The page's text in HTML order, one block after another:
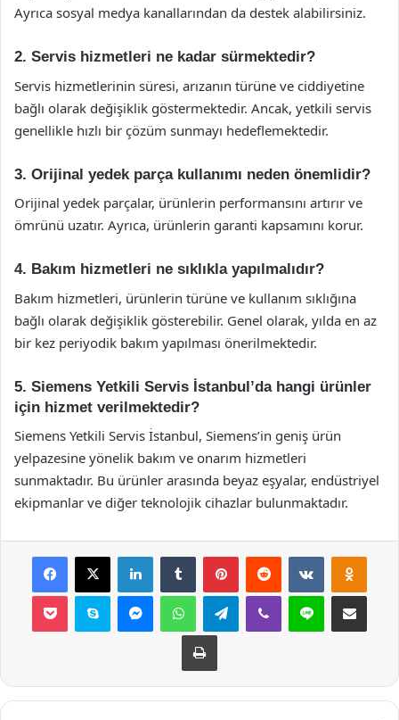
Ayrıca sosyal medya kanallarından da destek alabilirsiniz.
2. Servis hizmetleri ne kadar sürmektedir?
Servis hizmetlerinin süresi, arızanın türüne ve ciddiyetine
bağlı olarak değişiklik göstermektedir. Ancak, yetkili servis
genellikle hızlı bir çözüm sunmayı hedeflemektedir.
3. Orijinal yedek parça kullanımı neden önemlidir?
Orijinal yedek parçalar, ürünlerin performansını artırır ve
ömrünü uzatır. Ayrıca, ürünlerin garanti kapsamını korur.
4. Bakım hizmetleri ne sıklıkla yapılmalıdır?
Bakım hizmetleri, ürünlerin türüne ve kullanım sıklığına
bağlı olarak değişiklik gösterebilir. Genel olarak, yılda en az
bir kez periyodik bakım yapılması önerilmektedir.
5. Siemens Yetkili Servis İstanbul’da hangi ürünler
için hizmet verilmektedir?
Siemens Yetkili Servis İstanbul, Siemens’in geniş ürün
yelpazesine yönelik bakım ve onarım hizmetleri
sunmaktadır. Bu ürünler arasında beyaz eşyalar, endüstriyel
ekipmanlar ve diğer teknolojik cihazlar bulunmaktadır.
Facebook
X LinkedInTumblr PinterestReddit VKontakte
Pocket Skype MessengerWhatsAppTelegramViber Line E-Posta ile
Yazdır